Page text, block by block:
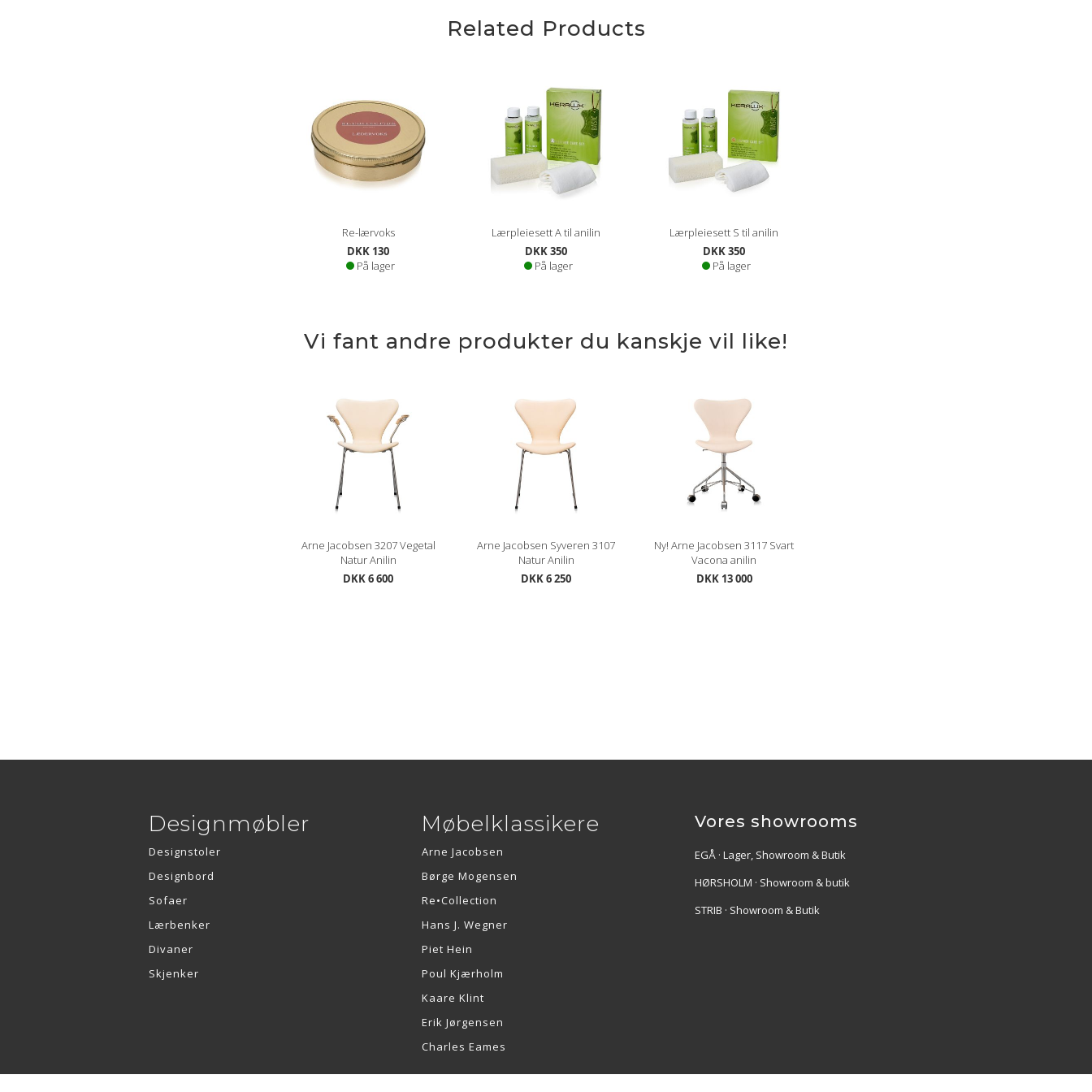
Related Products
Re-lærvoks
DKK 130
På lager
Lærpleiesett A til anilin
DKK 350
På lager
Lærpleiesett S til anilin
DKK 350
På lager
Vi fant andre produkter du kanskje vil like!
Arne Jacobsen 3207 Vegetal
Natur Anilin
DKK 6 600
Arne Jacobsen Syveren 3107
Natur Anilin
DKK 6 250
Ny! Arne Jacobsen 3117 Svart
Vacona anilin
DKK 13 000
Designmøbler
Designstoler
Designbord
Sofaer
Lærbenker
Divaner
Skjenker
Møbelklassikere
Arne Jacobsen
Børge Mogensen
Re•Collection
Hans J. Wegner
Piet Hein
Poul Kjærholm
Kaare Klint
Erik Jørgensen
Charles Eames
Vores showrooms
EGÅ · Lager, Showroom & Butik
HØRSHOLM · Showroom & butik
STRIB · Showroom & Butik